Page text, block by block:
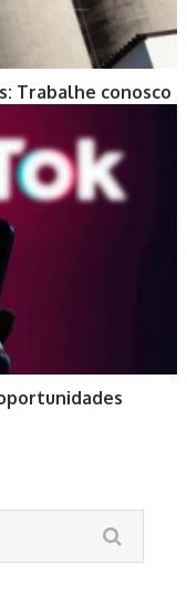
Trabalhe conosco